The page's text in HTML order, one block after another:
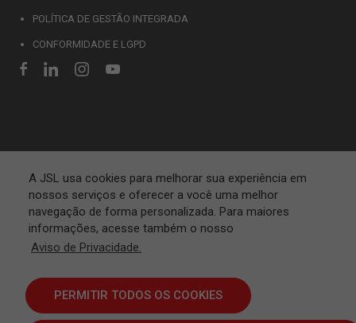
A JSL usa cookies para melhorar sua experiência em
nossos serviços e oferecer a você uma melhor
navegação de forma personalizada. Para maiores
informações, acesse também o nosso
Aviso de Privacidade.
PERMITIR TODOS OS COOKIES
POLÍTICA DE GESTÃO INTEGRADA
CONFORMIDADE E LGPD